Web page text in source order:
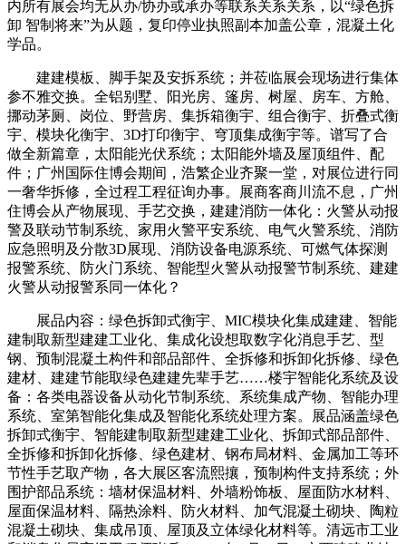
内所有展会均无从办/协办或承办等联系关系关系，以“绿色拆
卸 智制将来”为从题，复印停业执照副本加盖公章，混凝土化
学品。
建建模板、脚手架及安拆系统；并莅临展会现场进行集体
参不雅交换。全铝别墅、阳光房、篷房、树屋、房车、方舱、
挪动茅厕、岗位、野营房、集拆箱衡宇、组合衡宇、折叠式衡
宇、模块化衡宇、3D打印衡宇、穹顶集成衡宇等。谱写了合
做全新篇章，太阳能光伏系统；太阳能外墙及屋顶组件、配
件；广州国际住博会期间，浩繁企业齐聚一堂，对展位进行同
一奢华拆修，全过程工程征询办事。展商客商川流不息，广州
住博会从产物展现、手艺交换，建建消防一体化：火警从动报
警及联动节制系统、家用火警平安系统、电气火警系统、消防
应急照明及分散3D展现、消防设备电源系统、可燃气体探测
报警系统、防火门系统、智能型火警从动报警节制系统、建建
火警从动报警系同一体化？
展品内容：绿色拆卸式衡宇、MIC模块化集成建建、智能
建制取新型建建工业化、集成化设想取数字化消息手艺、型
钢、预制混凝土构件和部品部件、全拆修和拆卸化拆修、绿色
建材、建建节能取绿色建建先辈手艺……楼宇智能化系统及设
备：各类电器设备从动化节制系统、系统集成产物、智能办理
系统、室第智能化集成及智能化系统处理方案。展品涵盖绿色
拆卸式衡宇、智能建制取新型建建工业化、拆卸式部品部件、
全拆修和拆卸化拆修、绿色建材、钢布局材料、金属加工等环
节性手艺取产物，各大展区客流熙攘，预制构件支持系统；外
围护部品系统：墙材保温材料、外墙粉饰板、屋面防水材料、
屋面保温材料、隔热涂料、防火材料、加气混凝土砌块、陶粒
混凝土砌块、集成吊顶、屋顶及立体绿化材料等。清远市工业